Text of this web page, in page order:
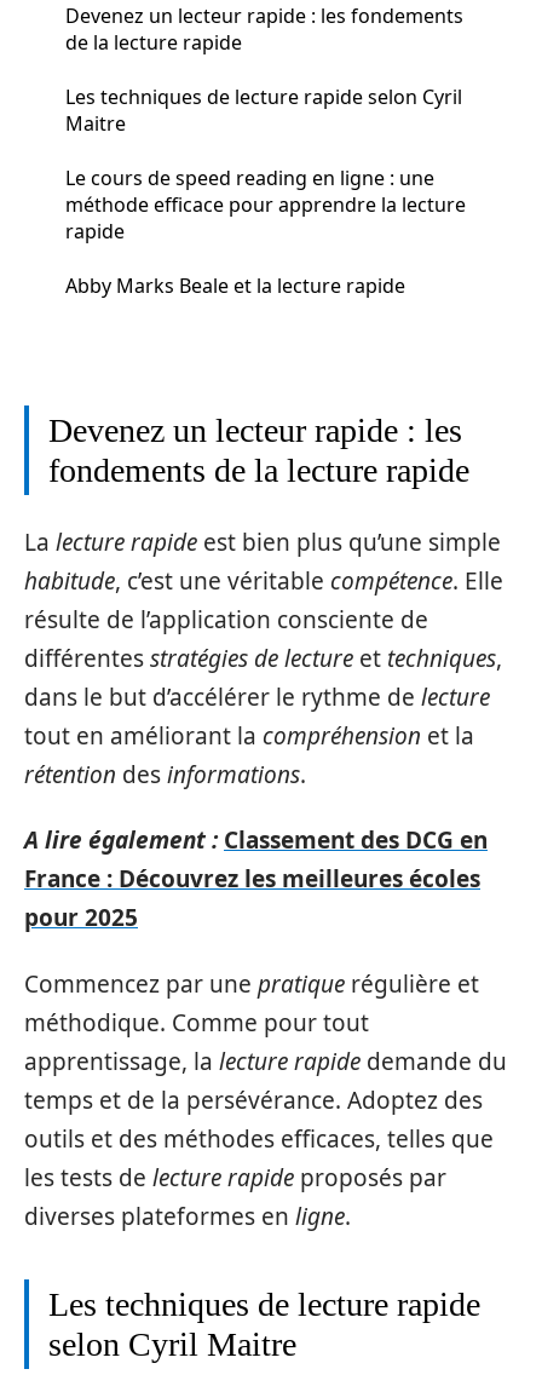
Devenez un lecteur rapide : les fondements
de la lecture rapide
Les techniques de lecture rapide selon Cyril
Maitre
Le cours de speed reading en ligne : une
méthode efficace pour apprendre la lecture
rapide
Abby Marks Beale et la lecture rapide
Devenez un lecteur rapide : les
fondements de la lecture rapide
La lecture rapide est bien plus qu’une simple
habitude, c’est une véritable compétence. Elle
résulte de l’application consciente de
différentesstratégies de lecture et techniques,
dans le but d’accélérer le rythme de lecture
tout en améliorant la compréhension et la
rétention desinformations.
A lire également : Classement des DCG en
France : Découvrez les meilleures écoles
pour 2025
Commencez par une pratique régulière et
méthodique. Comme pour tout
apprentissage, la lecture rapide demande du
temps et de la persévérance. Adoptez des
outils et des méthodes efficaces, telles que
les tests de lecture rapide proposés par
diverses plateformes en ligne.
Les techniques de lecture rapide
selon Cyril Maitre